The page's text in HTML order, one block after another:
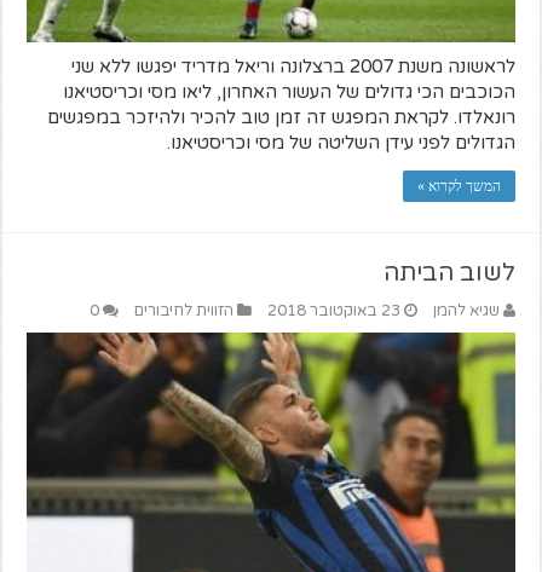
לראשונה משנת 2007 ברצלונה וריאל מדריד יפגשו ללא שני
הכוכבים הכי גדולים של העשור האחרון, ליאו מסי וכריסטיאנו
רונאלדו. לקראת המפגש זה זמן טוב להכיר ולהיזכר במפגשים
הגדולים לפני עידן השליטה של מסי וכריסטיאנו.
המשך לקרוא »
לשוב הביתה
שגיא להמן 23 באוקטובר 2018 הזווית לחיבורים 0